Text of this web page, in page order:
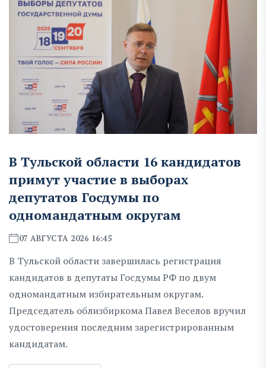
В Тульской области 16 кандидатов
примут участие в выборах
депутатов Госдумы по
одномандатным округам
07 АВГУСТА 2026 16:45
В Тульской области завершилась регистрация
кандидатов в депутаты Госдумы РФ по двум
одномандатным избирательным округам.
Председатель облизбиркома Павел Веселов вручил
удостоверения последним зарегистрированным
кандидатам.